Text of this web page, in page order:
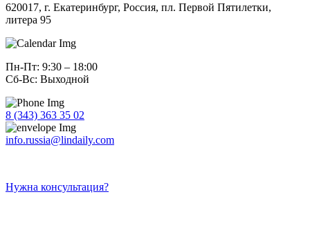
620017, г. Екатеринбург, Россия, пл. Первой Пятилетки,
литера 95
Пн-Пт: 9:30 – 18:00
Сб-Вс: Выходной
8 (343) 363 35 02
info.russia@lindaily.com
Нужна консультация?